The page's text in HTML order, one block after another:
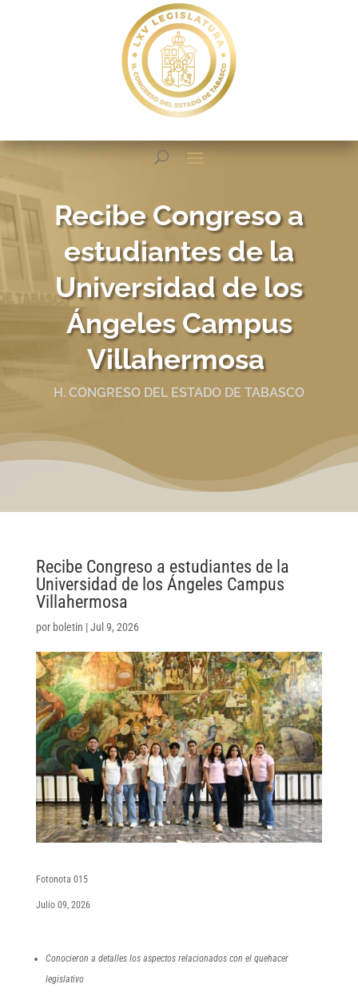
Recibe Congreso a
estudiantes de la
Universidad de los
Ángeles Campus
Villahermosa
H. CONGRESO DEL ESTADO DE TABASCO
Recibe Congreso a estudiantes de la
Universidad de los Ángeles Campus
Villahermosa
por boletin |Jul 9, 2026
Fotonota 015
Julio 09, 2026
Conocieron a detalles los aspectos relacionados con el quehacer
legislativo